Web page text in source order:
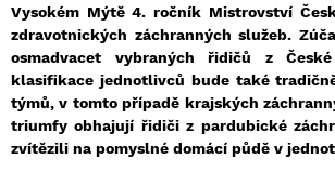
Vysokém Mýtě 4. ročník Mistrovství
zdravotnických záchranných služeb.
osmadvacet vybraných řidičů z
klasifikace jednotlivců bude také
týmů, v tomto případě krajských
triumfy obhajují řidiči z pardubické
zvítězili na pomyslné domácí půdě v